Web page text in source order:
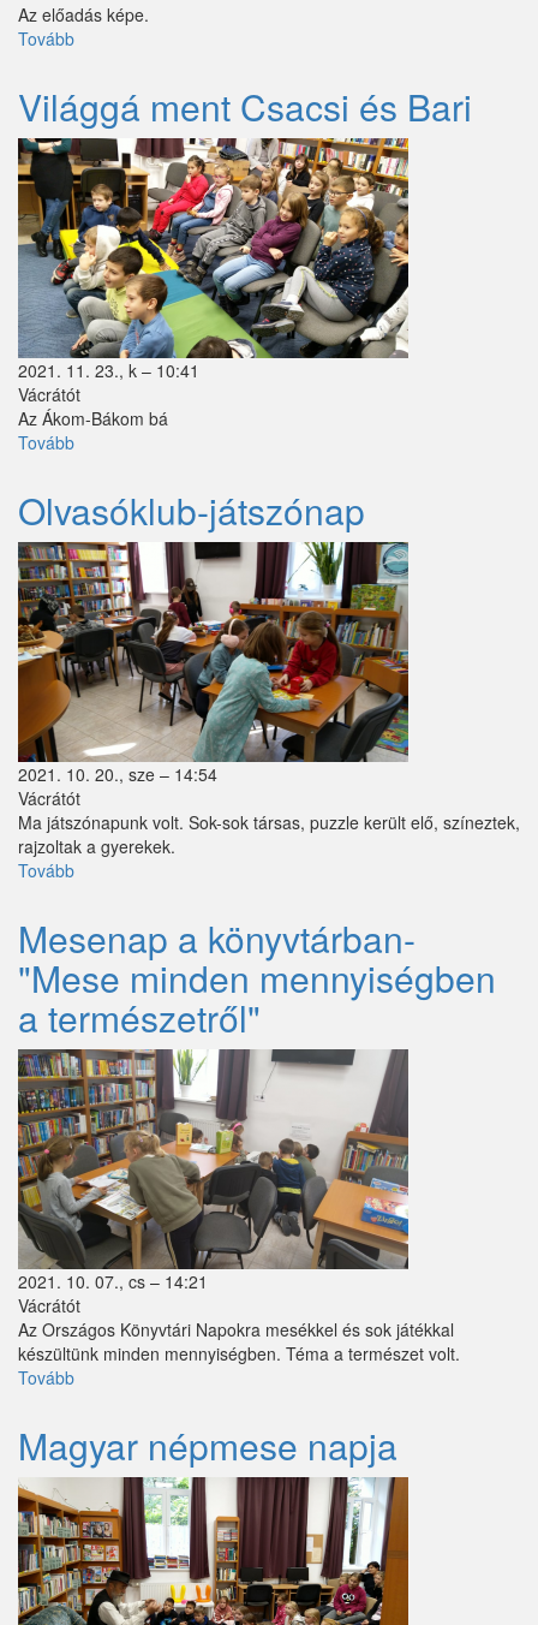
Tök
Újhartyán
Vácegres
Váchartyán
Váckisújfalu
Vácrátót
Vácszentlászló
Valkó
Vámosmikola
Verseg
Zebegény
Zsámbok
Az előadás képe.
Tovább
és
Bari)
Világgá ment Csacsi és Bari
2021. 11. 23., k – 10:41
Vácrátót
Az Ákom-Bákom bá
Tovább
és
Bari)
Olvasóklub-játszónap
2021. 10. 20., sze – 14:54
Vácrátót
Ma játszónapunk volt. Sok-sok társas, puzzle került elő, színeztek,
rajzoltak a gyerekek.
Tovább
Mesenap a könyvtárban-
"Mese minden mennyiségben
a természetről"
2021. 10. 07., cs – 14:21
Vácrátót
Az Országos Könyvtári Napokra mesékkel és sok játékkal
készültünk minden mennyiségben. Téma a természet volt.
Tovább
"Mese
minden
mennyiségben
a
természetről")
Magyar népmese napja